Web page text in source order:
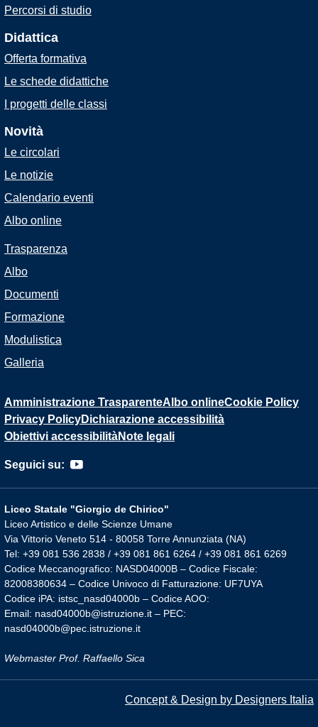
Percorsi di studio
Didattica
Offerta formativa
Le schede didattiche
I progetti delle classi
Novità
Le circolari
Le notizie
Calendario eventi
Albo online
Trasparenza
Albo
Documenti
Formazione
Modulistica
Galleria
Amministrazione TrasparenteAlbo onlineCookie Policy
Privacy PolicyDichiarazione accessibilità
Obiettivi accessibilitàNote legali
Seguici su:
Liceo Statale "Giorgio de Chirico"
Liceo Artistico e delle Scienze Umane
Via Vittorio Veneto 514 - 80058 Torre Annunziata (NA)
Tel: +39 081 536 2838 / +39 081 861 6264 / +39 081 861 6269
Codice Meccanografico: NASD04000B – Codice Fiscale:
82008380634 – Codice Univoco di Fatturazione: UF7UYA
Codice iPA: istsc_nasd04000b – Codice AOO:
Email: nasd04000b@istruzione.it – PEC:
nasd04000b@pec.istruzione.it
Webmaster Prof. Raffaello Sica
Concept & Design by Designers Italia